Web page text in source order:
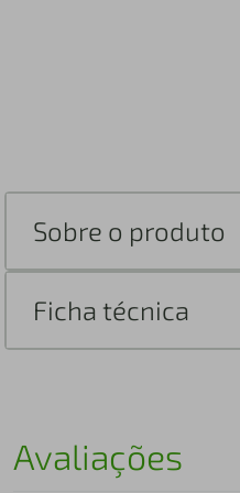
Sobre o produto
Ficha técnica
Avaliações